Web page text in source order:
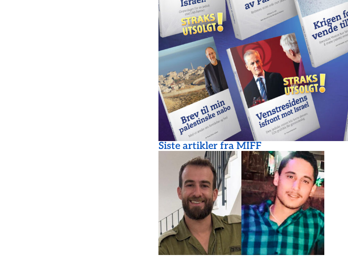
Siste artikler fra MIFF